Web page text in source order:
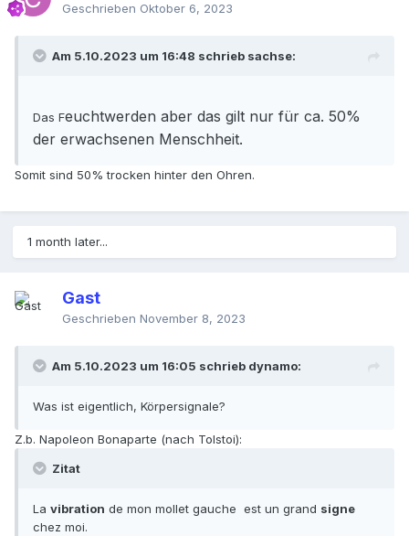
Geschrieben Oktober 6, 2023
Am 5.10.2023 um 16:48 schrieb sachse:
Das Feuchtwerden aber das gilt nur für ca. 50%
der erwachsenen Menschheit.
Somit sind 50% trocken hinter den Ohren.
1 month later...
Gast
Geschrieben November 8, 2023
Am 5.10.2023 um 16:05 schrieb dynamo:
Was ist eigentlich, Körpersignale?
Z.b. Napoleon Bonaparte (nach Tolstoi):
Zitat
La vibration de mon mollet gauche est un grand signe
chez moi.